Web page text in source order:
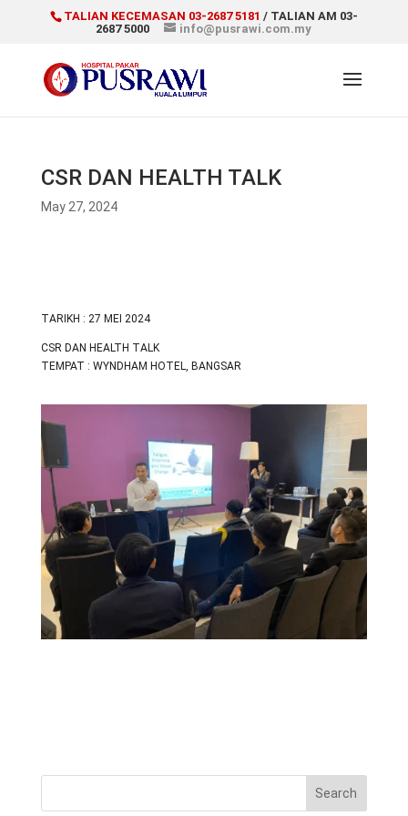
TALIAN KECEMASAN 03-2687 5181 / TALIAN AM 03-
2687 5000
info@pusrawi.com.my
CSR DAN HEALTH TALK
May 27, 2024
TARIKH : 27 MEI 2024
CSR DAN HEALTH TALK
TEMPAT : WYNDHAM HOTEL, BANGSAR